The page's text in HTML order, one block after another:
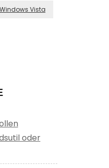
Windows Vista
oder